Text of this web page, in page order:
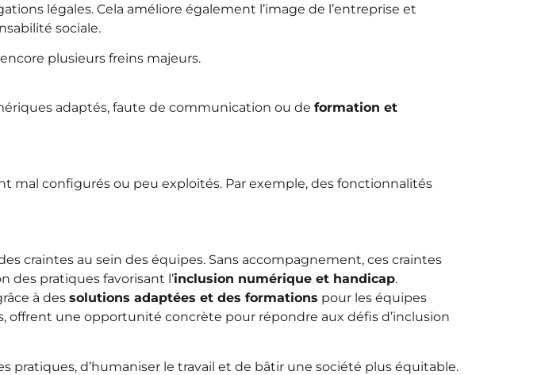
légales. Cela améliore également l’image de l’entreprise et
sociale.
plusieurs freins majeurs.
adaptés, faute de communication ou de formation et
mal configurés ou peu exploités. Par exemple, des fonctionnalités
craintes au sein des équipes. Sans accompagnement, ces craintes
des pratiques favorisant l’inclusion numérique et handicap.
à des solutions adaptées et des formations pour les équipes
offrent une opportunité concrète pour répondre aux défis d’inclusion
d’humaniser le travail et de bâtir une société plus équitable.